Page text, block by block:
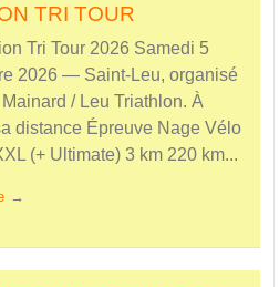
TRI TOUR
Tri Tour 2026 Samedi 5
2026 — Saint-Leu, organisé
/ Leu Triathlon. À
distance Épreuve Nage Vélo
(+ Ultimate) 3 km 220 km...